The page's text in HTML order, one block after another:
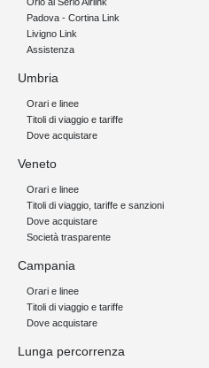
Padova - Cortina Link
Livigno Link
Assistenza
Umbria
Orari e linee
Titoli di viaggio e tariffe
Dove acquistare
Veneto
Orari e linee
Titoli di viaggio, tariffe e sanzioni
Dove acquistare
Società trasparente
Campania
Orari e linee
Titoli di viaggio e tariffe
Dove acquistare
Lunga percorrenza